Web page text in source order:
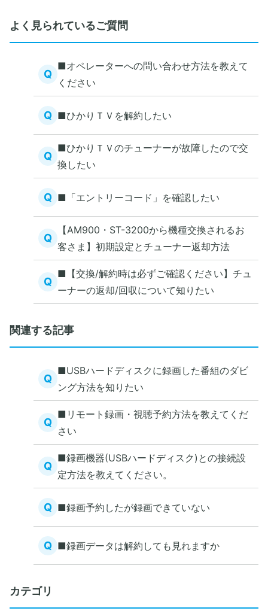
よく見られているご質問
Q
■オペレーターへの問い合わせ方法を教えて
ください
Q ■ひかりＴＶを解約したい
Q
■ひかりＴＶのチューナーが故障したので交
換したい
Q ■「エントリーコード」を確認したい
Q
【AM900・ST-3200から機種交換されるお
客さま】初期設定とチューナー返却方法
Q
■【交換/解約時は必ずご確認ください】チュ
ーナーの返却/回収について知りたい
関連する記事
Q
■USBハードディスクに録画した番組のダビ
ング方法を知りたい
Q
■リモート録画・視聴予約方法を教えてくだ
さい
Q
■録画機器(USBハードディスク)との接続設
定方法を教えてください。
Q ■録画予約したが録画できていない
Q ■録画データは解約しても見れますか
カテゴリ